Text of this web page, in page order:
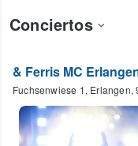
Conciertos
& Ferris MC
Fuchsenwiese 1, Erlangen,